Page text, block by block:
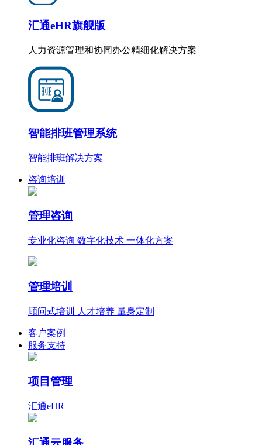
汇通eHR旗舰版
人力资源管理和协同办公精细化解决方案
智能排班管理系统
智能排班解决方案
咨询培训
管理咨询
专业化咨询 数字化技术 一体化方案
管理培训
顾问式培训 人才培养 量身定制
客户案例
服务支持
项目管理
汇通eHR